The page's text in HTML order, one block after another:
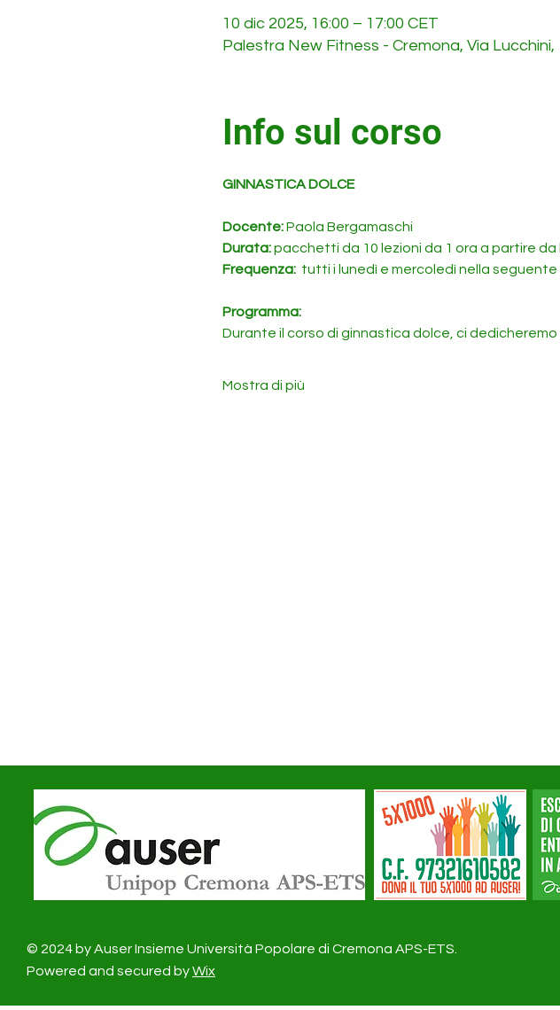
10 dic 2025, 16:00 – 17:00 CET
Palestra New Fitness - Cremona, Via Lucchini,
Info sul corso
GINNASTICA DOLCE
Docente: Paola Bergamaschi
Durata: pacchetti da 10 lezioni da 1 ora a partire
Frequenza: tutti i lunedì e mercoledì nella seguente
Programma:
Durante il corso di ginnastica dolce, ci dedicheremo
Mostra di più
© 2024 by Auser Insieme Università Popolare di Cremona APS-ETS.
Powered and secured byWix